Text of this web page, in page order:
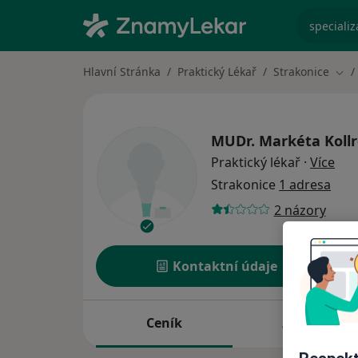
Hlavní Stránka Praktický Lékař Strakonice
MUDr. Markéta
Praktický lékař · Více
Strakonice 1 adresa
2 názory
Kontaktní údaje
Ceník Adresy